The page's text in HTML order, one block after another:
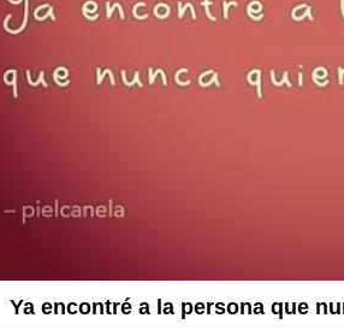
Ya encontré a la persona que